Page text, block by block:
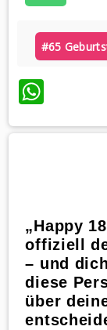
#65
„Happy
offiziell
– und
diese
über